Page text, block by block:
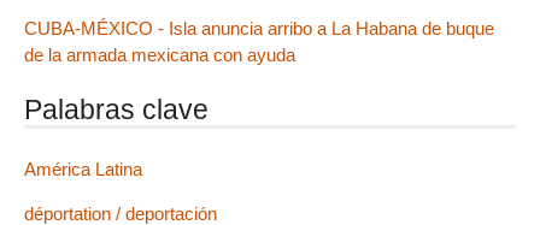
CUBA-MÉXICO - Isla anuncia arribo a La Habana de buque
de la armada mexicana con ayuda
Palabras clave
América Latina
déportation / deportación